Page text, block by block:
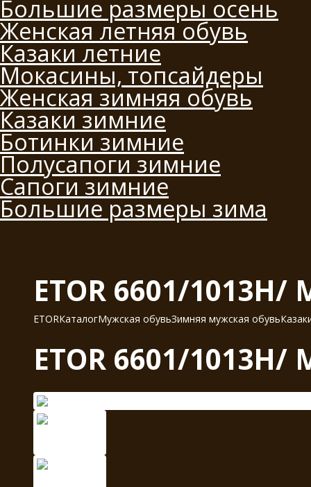
Большие размеры осень
Женская летняя обувь
Казаки летние
Мокасины, топсайдеры
Женская зимняя обувь
Казаки зимние
Ботинки зимние
Полусапоги зимние
Сапоги зимние
Большие размеры зима
ETOR 6601/
ETORКаталогМужская обувьЗимняя мужская обувь
ETOR 6601/